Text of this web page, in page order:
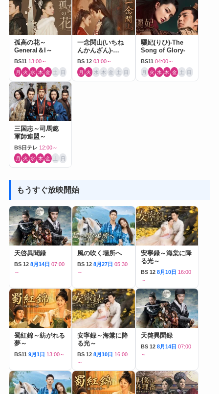
孤高の花～
General＆I～
BS11 13:00～
月 火 水 木 金 土 日
一念関山(いちね
んかんざん)-
Journey to Love-
BS 12 03:00～
月 火 水 木 金 土 日
驪妃(りひ)-The
Song of Glory-
BS11 04:00～
月 火 水 木 金 土 日
三国志～司馬懿
軍師連盟～
BS日テレ 12:00～
月 火 水 木 金 土 日
もうすぐ放映開始
天啓異聞録
BS 12 8月14日 07:00
～
風の吹く場所へ
BS 12 8月27日 05:30
～
安寧録～海棠に降
る光～
BS 12 8月10日 16:00
～
蜀紅錦～紡がれる
夢～
BS11 9月1日 13:00～
安寧録～海棠に降
る光～
BS 12 8月10日 16:00
～
天啓異聞録
BS 12 8月14日 07:00
～